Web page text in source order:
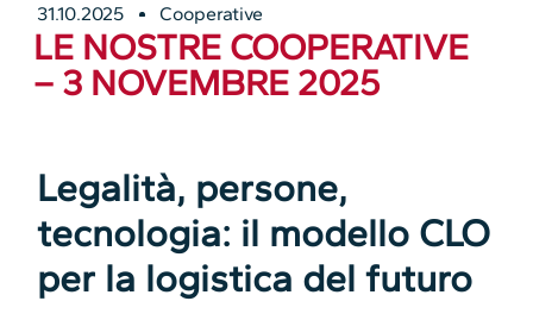
31.10.2025 Cooperative
LE NOSTRE COOPERATIVE
– 3 NOVEMBRE 2025
Legalità, persone,
tecnologia: il modello CLO
per la logistica del futuro